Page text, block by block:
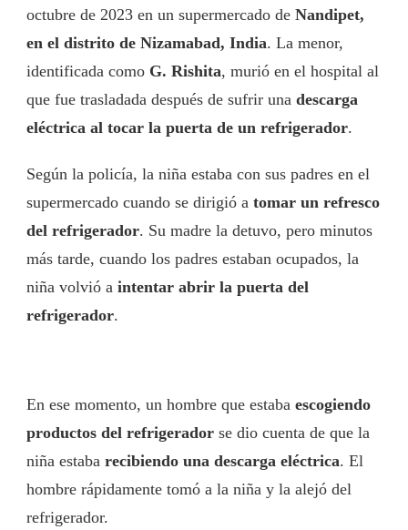
octubre de 2023 en un supermercado de Nandipet,
en el distrito de Nizamabad, India. La menor,
identificada como G. Rishita, murió en el hospital al
que fue trasladada después de sufrir una descarga
eléctrica al tocar la puerta de un refrigerador.
Según la policía, la niña estaba con sus padres en el
supermercado cuando se dirigió a tomar un refresco
del refrigerador. Su madre la detuvo, pero minutos
más tarde, cuando los padres estaban ocupados, la
niña volvió a intentar abrir la puerta del
refrigerador.
En ese momento, un hombre que estaba escogiendo
productos del refrigerador se dio cuenta de que la
niña estaba recibiendo una descarga eléctrica. El
hombre rápidamente tomó a la niña y la alejó del
refrigerador.